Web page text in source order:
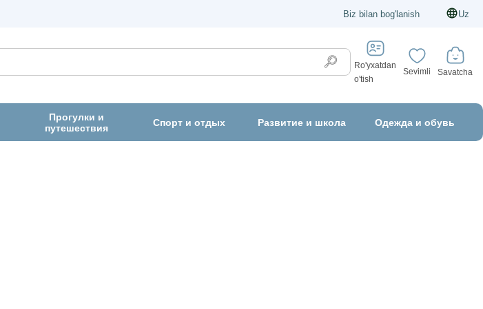
Biz bilan bog'lanish Uz
Ro'yxatdan
o'tish
Sevimli Savatcha
Прогулки и
путешествия
Спорт и отдых Развитие и школа Одежда и обувь